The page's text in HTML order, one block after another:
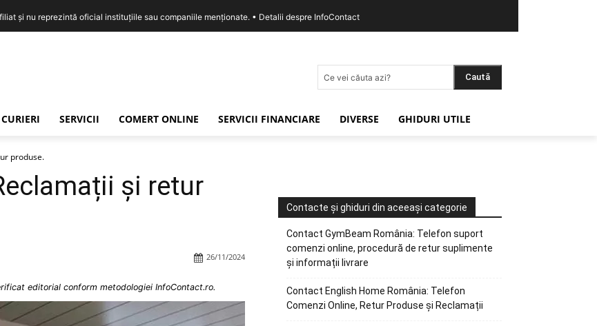
și nu reprezintă oficial instituțiile sau companiile menționate. • Detalii despre InfoContact
Ce vei căuta azi? Caută
CURIERI SERVICII COMERT ONLINE SERVICII FINANCIARE DIVERSE GHIDURI UTILE
produse.
și retur
26/11/2024
editorial conform metodologiei InfoContact.ro.
Contacte și ghiduri din aceeași categorie
Contact GymBeam România: Telefon suport
comenzi online, procedură de retur suplimente
și informații livrare
Contact English Home România: Telefon
Comenzi Online, Retur Produse și Reclamații